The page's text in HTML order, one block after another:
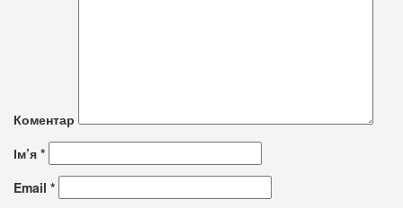
Коментар
Ім’я *
Email *